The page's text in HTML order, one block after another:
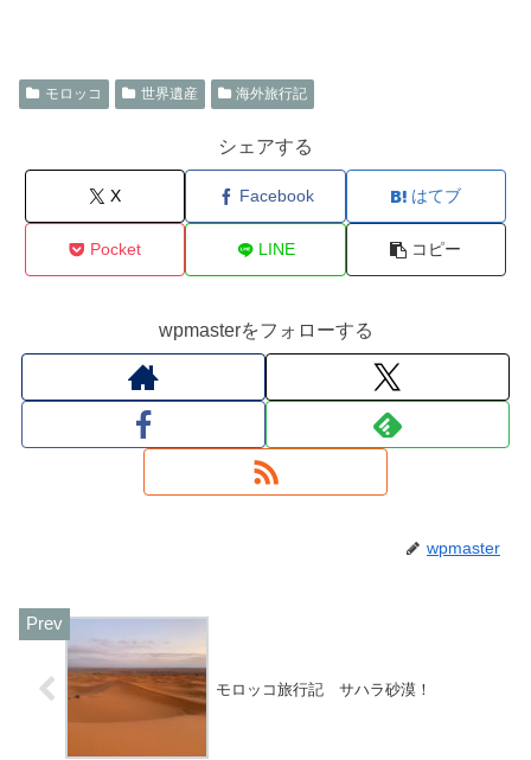
モロッコ 世界遺産 海外旅行記
シェアする
X Facebook はてブ
Pocket LINE コピー
wpmasterをフォローする
wpmaster
モロッコ旅行記 サハラ砂漠！